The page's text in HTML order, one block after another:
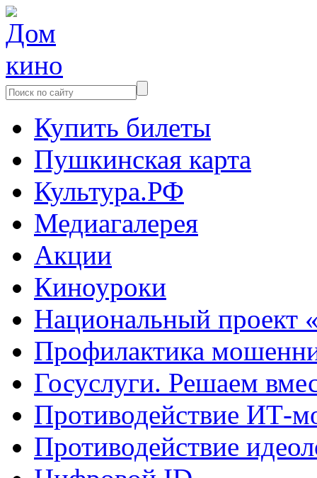
Купить билеты
Пушкинская карта
Культура.РФ
Медиагалерея
Акции
Киноуроки
Национальный проект
Профилактика
Госуслуги. Решаем
Противодействие ИТ-
Противодействие